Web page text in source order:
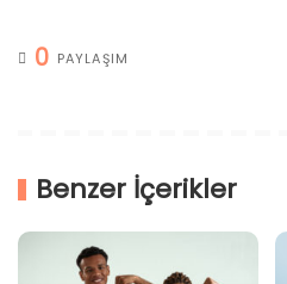
0 PAYLAŞIM
Benzer İçerikler